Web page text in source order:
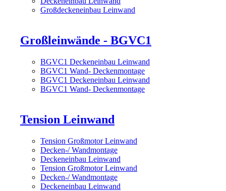
Großdeckeneinbau Leinwand
Großleinwände - BGVC1
BGVC1 Deckeneinbau Leinwand
BGVC1 Wand- Deckenmontage
BGVC1 Deckeneinbau Leinwand
BGVC1 Wand- Deckenmontage
Tension Leinwand
Tension Großmotor Leinwand
Decken-/ Wandmontage
Deckeneinbau Leinwand
Tension Großmotor Leinwand
Decken-/ Wandmontage
Deckeneinbau Leinwand